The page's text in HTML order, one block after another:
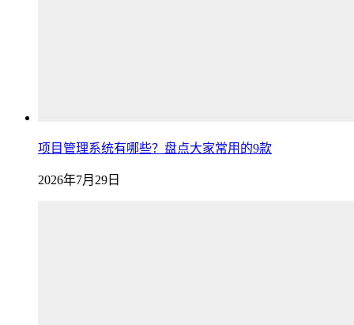
项目管理系统有哪些？盘点大家常用的9款
2026年7月29日